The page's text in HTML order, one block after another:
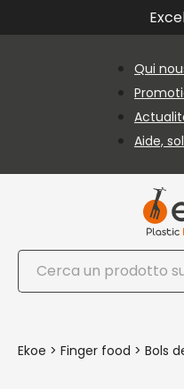
Passer au contenu
Passer au pied de page
Qui
Aide,
Rechercher
Ekoe > Finger food > Bols